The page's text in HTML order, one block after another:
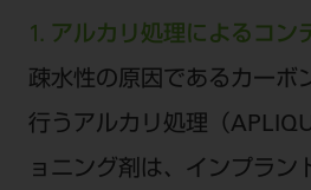
1. アルカリ処理によるコン
疎水性の原因であるカーボ
行うアルカリ処理（
ョニング剤は、インプラン